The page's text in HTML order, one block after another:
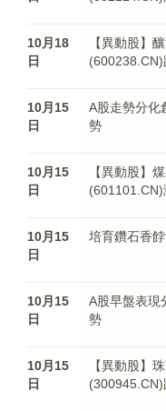
10月18
日
【異動股】
10月15
日
A股走勢分化
勢
10月15
日
【異動股】
10月15
日
培育鑽石香
10月15
日
A股早盤表現
勢
10月15
日
【異動股】